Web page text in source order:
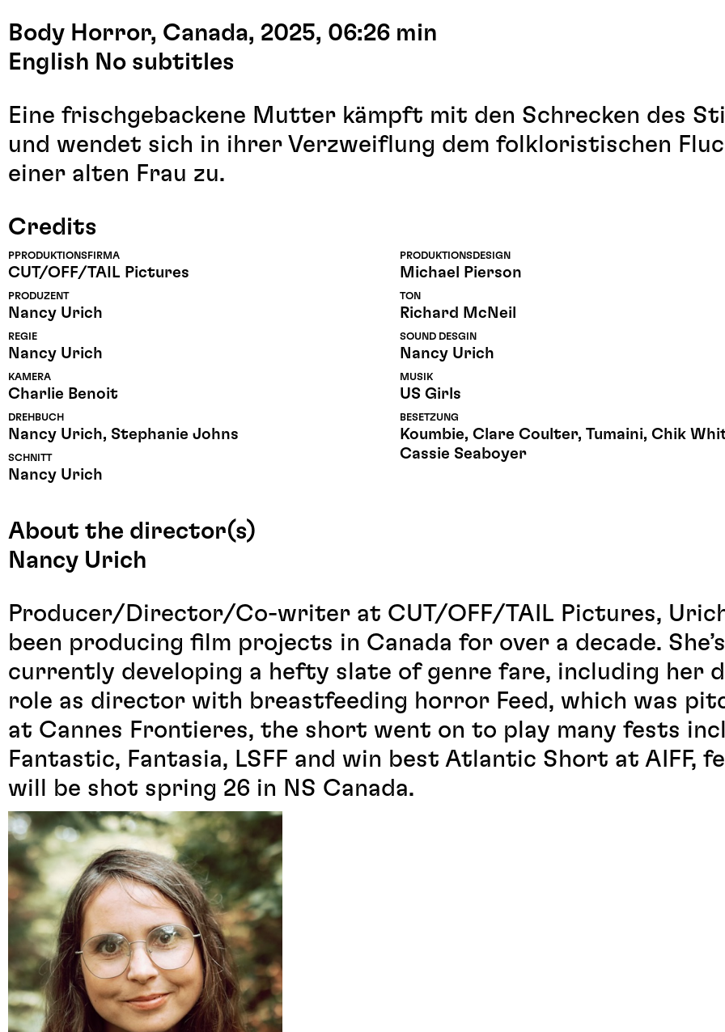
Body Horror, Canada, 2025, 06:26 min
English No subtitles
Eine frischgebackene Mutter kämpft mit den Schrecken des
und wendet sich in ihrer Verzweiflung dem folkloristischen
einer alten Frau zu.
Credits
PPRODUKTIONSFIRMA
CUT/OFF/TAIL Pictures
PRODUZENT
Nancy Urich
REGIE
Nancy Urich
KAMERA
Charlie Benoit
DREHBUCH
Nancy Urich, Stephanie Johns
SCHNITT
Nancy Urich
PRODUKTIONSDESIGN
Michael Pierson
TON
Richard McNeil
SOUND DESGIN
Nancy Urich
MUSIK
US Girls
BESETZUNG
Koumbie, Clare Coulter, Tumaini, Chik
Cassie Seaboyer
About the director(s)
Nancy Urich
Producer/Director/Co-writer at CUT/OFF/TAIL Pictures,
been producing film projects in Canada for over a decade. She’s
currently developing a hefty slate of genre fare, including her
role as director with breastfeeding horror Feed, which was
at Cannes Frontieres, the short went on to play many fests
Fantastic, Fantasia, LSFF and win best Atlantic Short at AIFF,
will be shot spring 26 in NS Canada.